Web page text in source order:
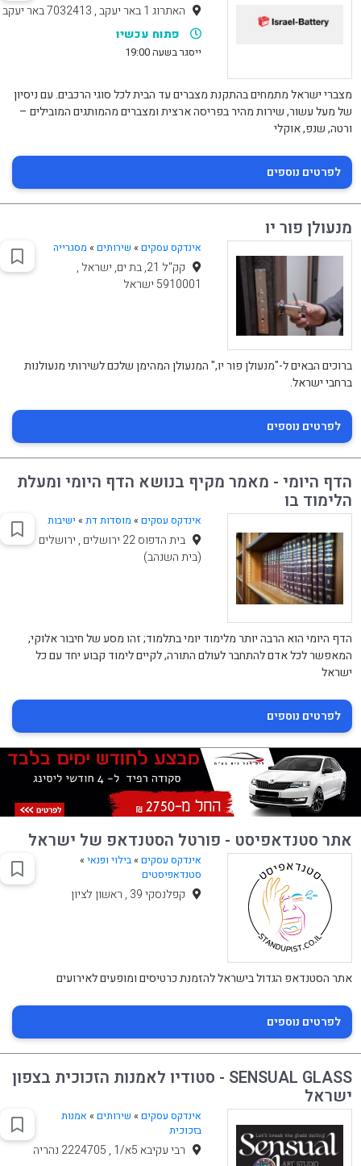
האתרוג 1 באר יעקב , 7032413 באר יעקב
פתוח עכשיו
ייסגר בשעה 19:00
מצברי ישראל מתמחים בהתקנת מצברים עד הבית לכל סוגי הרכבים. עם ניסיון
של מעל עשור, שירות מהיר בפריסה ארצית ומצברים מהמותגים המובילים –
ורטה, שנפ, אוקלי
לפרטים נוספים
מנעולן פור יו
אינדקס עסקים » שירותים» מסגרייה
קק"ל 21, בת ים, ישראל ,
5910001 ישראל
ברוכים הבאים ל-"מנעולן פור יו," המנעולן המהימן שלכם לשירותי מנעולנות
ברחבי ישראל.
לפרטים נוספים
הדף היומי - מאמר מקיף בנושא הדף היומי ומעלת
הלימוד בו
אינדקס עסקים » מוסדות דת» ישיבות
בית הדפוס 22 ירושלים , ירושלים
(בית השנהב)
הדף היומי הוא הרבה יותר מלימוד יומי בתלמוד; זהו מסע של חיבור אלוקי,
המאפשר לכל אדם להתחבר לעולם התורה, לקיים לימוד קבוע יחד עם כל
ישראל
לפרטים נוספים
אתר סטנדאפיסט - פורטל הסטנדאפ של ישראל
אינדקס עסקים »בילוי ופנאי»
סטנדאפיסטים
קפלנסקי 39 , ראשון לציון
אתר הסטנדאפ הגדול בישראל להזמנת כרטיסים ומופעים לאירועים
לפרטים נוספים
SENSUAL GLASS - סטודיו לאמנות הזכוכית בצפון
ישראל
אינדקס עסקים » שירותים» אמנות
בזכוכית
רבי עקיבא 5א/1 , 2224705 נהריה